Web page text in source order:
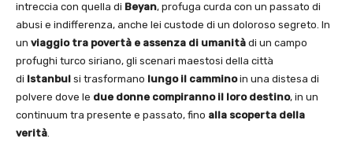
intreccia con quella di Beyan, profuga curda con un passato di
abusi e indifferenza, anche lei custode di un doloroso segreto. In
un viaggio tra povertà e assenza di umanità di un campo
profughi turco siriano, gli scenari maestosi della città
di Istanbul si trasformano lungo il camminoin una distesa di
polvere dove le due donne compiranno il loro destino, in un
continuum tra presente e passato, fino alla scoperta della
verità